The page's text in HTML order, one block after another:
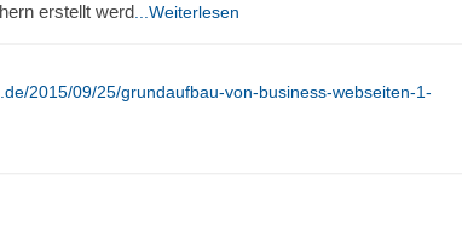
erstellt werd ...Weiterlesen
2015/09/25/grundaufbau-von-business-webseiten-1-